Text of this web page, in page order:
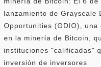
lanzamiento de Grayscale
Opportunities (GDIO),
en la minería de Bitcoin,
instituciones "calificadas"
inversión de inversores